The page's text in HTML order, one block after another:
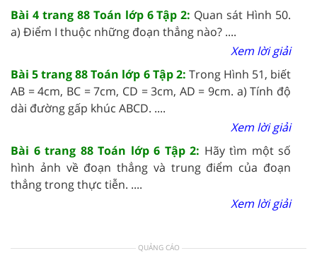
Bài 4 trang 88 Toán lớp 6 Tập 2: Quan sát Hình 50.
a) Điểm I thuộc những đoạn thẳng nào? ....
Xem lời giải
Bài 5 trang 88 Toán lớp 6 Tập 2: Trong Hình 51, biết
AB = 4cm, BC = 7cm, CD = 3cm, AD = 9cm. a) Tính độ
dài đường gấp khúc ABCD. ....
Xem lời giải
Bài 6 trang 88 Toán lớp 6 Tập 2: Hãy tìm một số
hình ảnh về đoạn thẳng và trung điểm của đoạn
thẳng trong thực tiễn. ....
Xem lời giải
QUẢNG CÁO